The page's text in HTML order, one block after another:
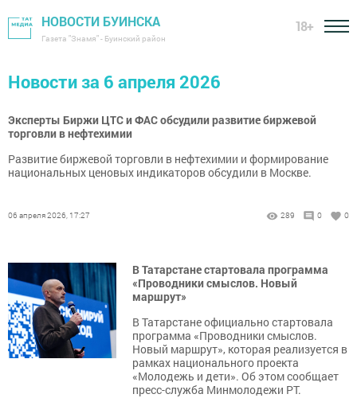
НОВОСТИ БУИНСКА
Газета "Знамя" - Буинский район
18+
Новости за 6 апреля 2026
Эксперты Биржи ЦТС и ФАС обсудили развитие биржевой
торговли в нефтехимии
Развитие биржевой торговли в нефтехимии и формирование
национальных ценовых индикаторов обсудили в Москве.
06 апреля 2026, 17:27 289 0 0
В Татарстане стартовала программа
«Проводники смыслов. Новый
маршрут»
В Татарстане официально стартовала
программа «Проводники смыслов.
Новый маршрут», которая реализуется в
рамках национального проекта
«Молодежь и дети». Об этом сообщает
пресс-служба Минмолодежи РТ.